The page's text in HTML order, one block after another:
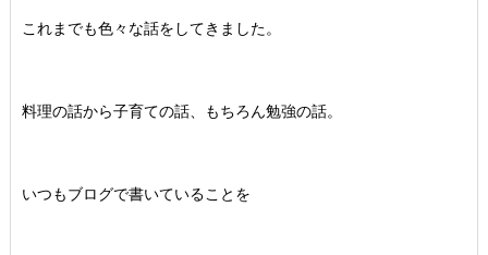
これまでも色々な話をしてきました。
料理の話から子育ての話、もちろん勉強の話。
いつもブログで書いていることを